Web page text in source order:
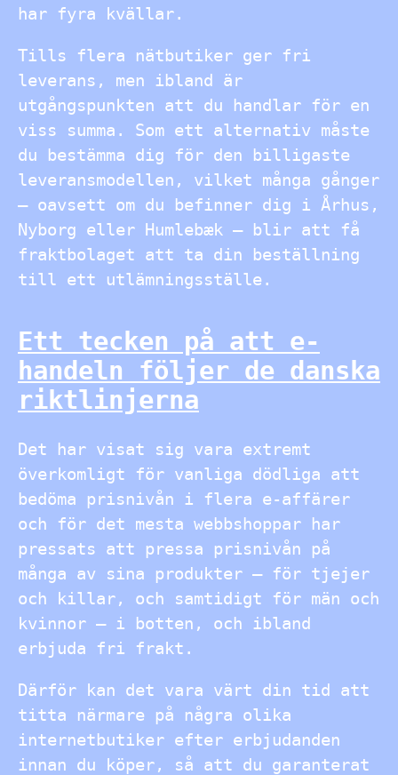
har fyra kvällar.
Tills flera nätbutiker ger fri
leverans, men ibland är
utgångspunkten att du handlar för en
viss summa. Som ett alternativ måste
du bestämma dig för den billigaste
leveransmodellen, vilket många gånger
– oavsett om du befinner dig i Århus,
Nyborg eller Humlebæk – blir att få
fraktbolaget att ta din beställning
till ett utlämningsställe.
Ett tecken på att e-
handeln följer de danska
riktlinjerna
Det har visat sig vara extremt
överkomligt för vanliga dödliga att
bedöma prisnivån i flera e-affärer
och för det mesta webbshoppar har
pressats att pressa prisnivån på
många av sina produkter – för tjejer
och killar, och samtidigt för män och
kvinnor – i botten, och ibland
erbjuda fri frakt.
Därför kan det vara värt din tid att
titta närmare på några olika
internetbutiker efter erbjudanden
innan du köper, så att du garanterat